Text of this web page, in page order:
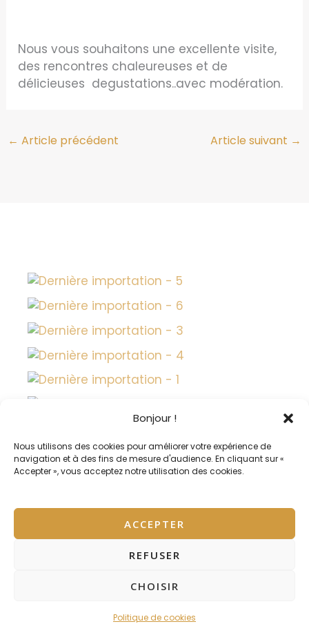
Bonjour !
Nous utilisons des cookies pour améliorer votre expérience de
navigation et à des fins de mesure d'audience. En cliquant sur «
Accepter », vous acceptez notre utilisation des cookies.
ACCEPTER
REFUSER
CHOISIR
Politique de cookies
Nous vous souhaitons une excellente visite,
des rencontres chaleureuses et de
délicieuses degustations..avec modération.
← Article précédent Article suivant →
Copyright © 2026 Mas Draioù de Travessò - Gîtes